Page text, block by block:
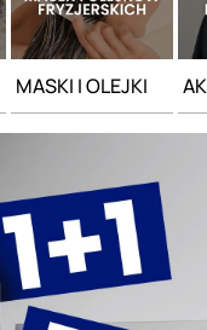
MASKI I OLEJKI